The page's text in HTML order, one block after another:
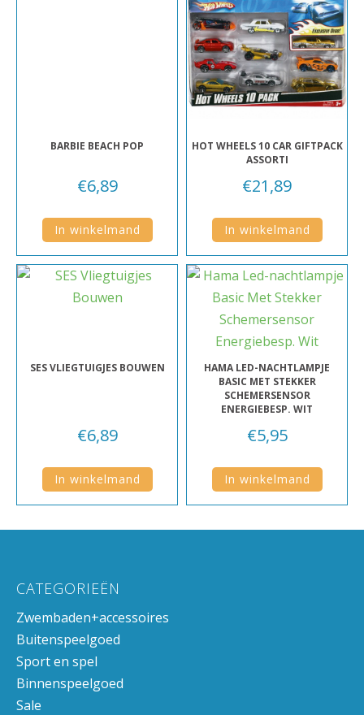
BARBIE BEACH POP
€6,89
In winkelmand
HOT WHEELS 10 CAR GIFTPACK
ASSORTI
€21,89
In winkelmand
SES VLIEGTUIGJES BOUWEN
€6,89
In winkelmand
HAMA LED-NACHTLAMPJE
BASIC MET STEKKER
SCHEMERSENSOR
ENERGIEBESP. WIT
€5,95
In winkelmand
CATEGORIEËN
Zwembaden+accessoires
Buitenspeelgoed
Sport en spel
Binnenspeelgoed
Sale